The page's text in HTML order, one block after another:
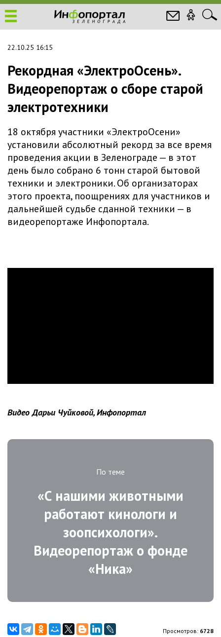
22.10.25 16:15
Рекордная «ЭлектроОсень».
Видеорепортаж о сборе старой
электротехники
18 октября участники «ЭлектроОсени»
установили абсолютный рекорд за все время
проведения акции в Зеленограде — в этот
день было собрано 6 тонн старой бытовой
техники и электроники. Об организаторах
этого проекта, поощрениях для участников и
дальнейшей судьбе сданной техники — в
видеорепортаже Инфопортала.
Видео Дарьи Чуйковой, Инфопортал
По теме
«С нашими животными
работают кинологи и
зоопсихологи».
Видеорепортаж о фонде
«Ника»
Просмотров: 6728